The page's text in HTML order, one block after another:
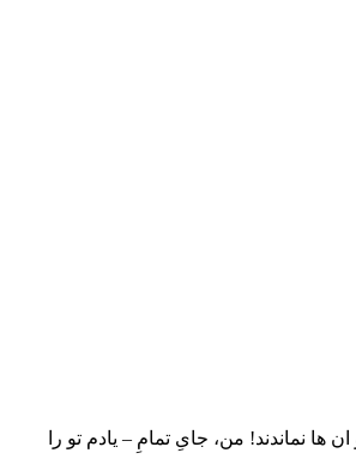
نماندند! من، جایِ تمامِ – یادم تو را